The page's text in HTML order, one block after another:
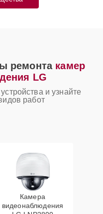
ремонта камер
LG
и узнайте
работ
Камера
видеонаблюдения